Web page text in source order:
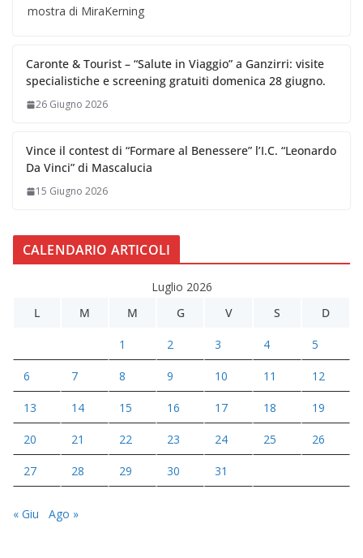
mostra di MiraKerning
Caronte & Tourist – “Salute in Viaggio” a Ganzirri: visite
specialistiche e screening gratuiti domenica 28 giugno.
26 Giugno 2026
Vince il contest di “Formare al Benessere” l’I.C. “Leonardo
Da Vinci” di Mascalucia
15 Giugno 2026
CALENDARIO ARTICOLI
Luglio 2026
L
M M G V S D
1 2 3 4 5
6 7 8 9 10 11 12
13 14 15 16 17 18 19
20 21 22 23 24 25 26
27 28 29 30 31
« Giu Ago »